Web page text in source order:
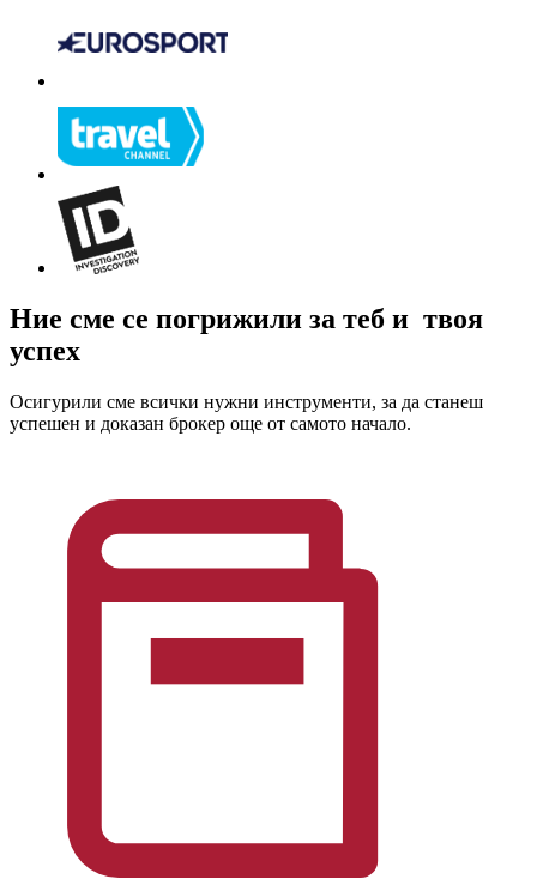
Ние сме се погрижили за теб и твоя
успех
Осигурили сме всички нужни инструменти, за да станеш
успешен и доказан брокер още от самото начало.